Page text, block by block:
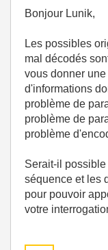
Bonjour Lunik,
Les possibles
mal décodés
vous donner
d'informations
problème de
problème de
problème
Serait-il
séquence et les
pour pouvoir
votre